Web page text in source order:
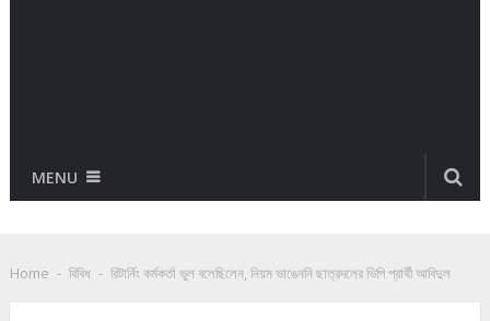
MENU
Home - বিবিধ - রিটার্নিং কর্মকর্তা ভুল বলেছিলেন, নিয়ম ভাঙেননি ছাত্রদলের ভিপি প্রার্থী আবিদুল